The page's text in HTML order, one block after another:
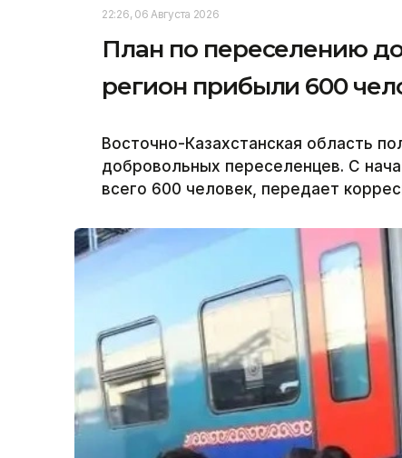
22:26, 06 Августа 2026
План по переселению
регион прибыли 600
Восточно-Казахстанская область
добровольных переселенцев. С
всего 600 человек, передает